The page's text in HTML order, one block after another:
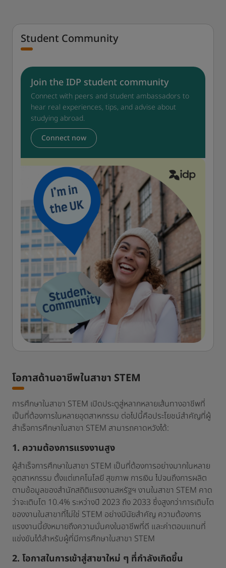
Student Community
Join the IDP student community
Connect with peers and student ambassadors to
hear real experiences, tips, and advise about
studying abroad.
Connect now
โอกาสด้านอาชีพในสาขา STEM
การศึกษาในสาขา STEM เปิดประตูสู่หลากหลายเส้นทางอาชีพที่
เป็นที่ต้องการในหลายอุตสาหกรรม ต่อไปนี้คือประโยชน์สำคัญที่ผู้
สำเร็จการศึกษาในสาขา STEM สามารถคาดหวังได้:
1. ความต้องการแรงงานสูง
ผู้สำเร็จการศึกษาในสาขา STEM เป็นที่ต้องการอย่างมากในหลาย
อุตสาหกรรม ตั้งแต่เทคโนโลยี สุขภาพ การเงิน ไปจนถึงการผลิต
ตามข้อมูลของสำนักสถิติแรงงานสหรัฐฯ งานในสาขา STEM คาด
ว่าจะเติบโต 10.4% ระหว่างปี 2023 ถึง 2033 ซึ่งสูงกว่าการเติบโต
ของงานในสาขาที่ไม่ใช่ STEM อย่างมีนัยสำคัญ ความต้องการ
แรงงานนี้ยังหมายถึงความมั่นคงในอาชีพที่ดี และค่าตอบแทนที่
แข่งขันได้สำหรับผู้ที่มีการศึกษาในสาขา STEM
2. โอกาสในการเข้าสู่สาขาใหม่ ๆ ที่กำลังเกิดขึ้น